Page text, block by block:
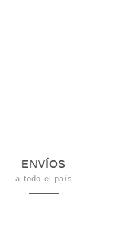
ENVÍOS
a todo el país